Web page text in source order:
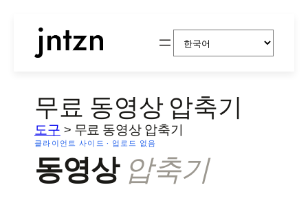
Choose
a
무료 동영상 압축기
도구 > 무료 동영상 압축기
클라이언트 사이드 · 업로드 없음
동영상 압축기